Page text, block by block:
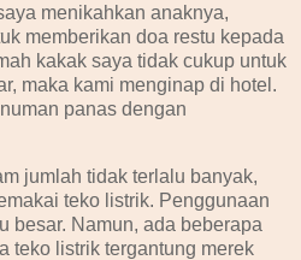
menikahkan anaknya,
memberikan doa restu kepada
kakak saya tidak cukup untuk
maka kami menginap di hotel.
panas dengan
jumlah tidak terlalu banyak,
teko listrik. Penggunaan
besar. Namun, ada beberapa
teko listrik tergantung merek